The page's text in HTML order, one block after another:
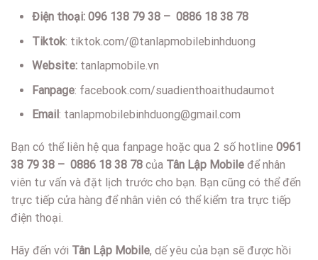
Điện thoại: 096 138 79 38 – 0886 18 38 78
Tiktok: tiktok.com/@tanlapmobilebinhduong
Website: tanlapmobile.vn
Fanpage: facebook.com/suadienthoaithudaumot
Email : tanlapmobilebinhduong@gmail.com
Bạn có thể liên hệ qua fanpage hoặc qua 2 số hotline 0961
38 79 38 – 0886 18 38 78 của Tân Lập Mobile để nhân
viên tư vấn và đặt lịch trước cho bạn. Bạn cũng có thể đến
trực tiếp cửa hàng để nhân viên có thể kiểm tra trực tiếp
điện thoại.
Hãy đến với Tân Lập Mobile, dế yêu của bạn sẽ được hồi